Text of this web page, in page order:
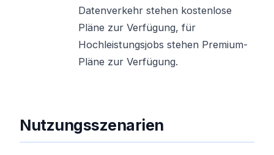
Datenverkehr stehen kostenlose
Pläne zur Verfügung, für
Hochleistungsjobs stehen Premium-
Pläne zur Verfügung.
Nutzungsszenarien